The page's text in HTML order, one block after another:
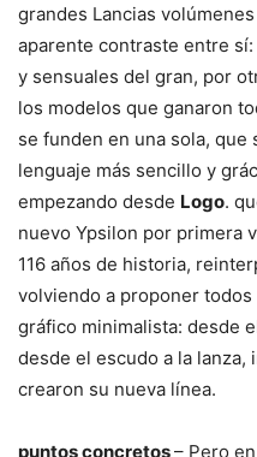
grandes Lancias
aparente contraste entre
y sensuales del gran, por
los modelos que ganaron
se funden en una sola, que
lenguaje más sencillo y
empezando desde Logo.
nuevo Ypsilon por primera
116 años de historia,
volviendo a proponer
gráfico minimalista: desde
desde el escudo a la lanza,
crearon su nueva línea.
puntos concretos– Pero